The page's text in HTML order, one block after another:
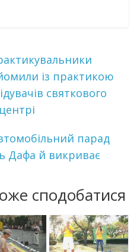
із практикою
святкового
парад
Дафа й викриває
сподобатися